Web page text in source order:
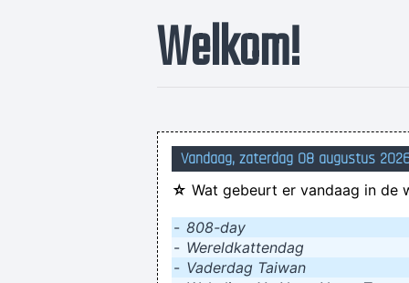
Welkom!
Bladblazers blazen,
Vandaag, zaterdag 08 augustus
☆ Wat gebeurt er vandaag in de
- 808-day
- Wereldkattendag
- Vaderdag Taiwan